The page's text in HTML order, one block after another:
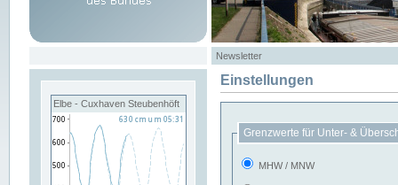
Newsletter
Elbe - Cuxhaven Steubenhöft
Einstellungen
Grenzwerte für Unter- &
MHW / MNW